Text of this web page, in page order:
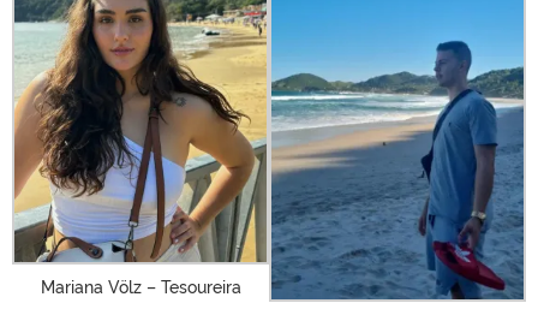
Mariana Völz – Tesoureira